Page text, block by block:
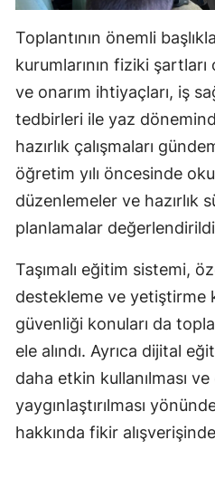
Toplantının önemli
kurumlarının fiziki şartları
ve onarım ihtiyaçları, iş
tedbirleri ile yaz
hazırlık çalışmaları
öğretim yılı öncesinde
düzenlemeler ve hazırlık
planlamalar
Taşımalı eğitim sistemi,
destekleme ve yetiştirme
güvenliği konuları da
ele alındı. Ayrıca dijital
daha etkin kullanılması
yaygınlaştırılması
hakkında fikir